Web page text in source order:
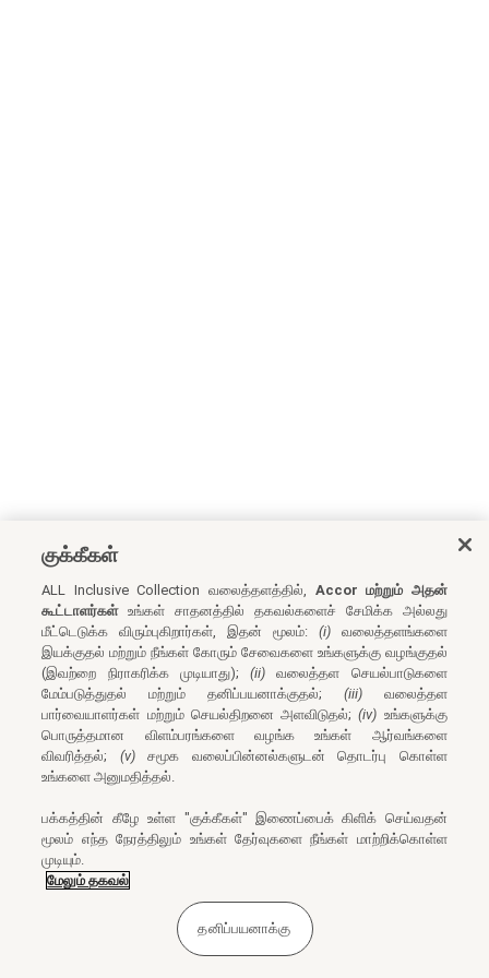
குக்கீகள்
ALL Inclusive Collection வலைத்தளத்தில், Accor மற்றும் அதன்
கூட்டாளர்கள்உங்கள் சாதனத்தில் தகவல்களைச் சேமிக்க அல்லது
மீட்டெடுக்க விரும்புகிறார்கள், இதன் மூலம்: (i)வலைத்தளங்களை
இயக்குதல் மற்றும் நீங்கள் கோரும் சேவைகளை உங்களுக்கு வழங்குதல்
(இவற்றை நிராகரிக்க முடியாது);(ii) வலைத்தள செயல்பாடுகளை
மேம்படுத்துதல் மற்றும் தனிப்பயனாக்குதல்; (iii)வலைத்தள
பார்வையாளர்கள் மற்றும் செயல்திறனை அளவிடுதல்;(iv) உங்களுக்கு
பொருத்தமான விளம்பரங்களை வழங்க உங்கள் ஆர்வங்களை
விவரித்தல்; (v)சமூக வலைப்பின்னல்களுடன் தொடர்பு கொள்ள
உங்களை அனுமதித்தல்.
பக்கத்தின் கீழே உள்ள "குக்கீகள்" இணைப்பைக் கிளிக் செய்வதன்
மூலம் எந்த நேரத்திலும் உங்கள் தேர்வுகளை நீங்கள் மாற்றிக்கொள்ள
முடியும்.
மேலும் தகவல்
தனிப்பயனாக்கு